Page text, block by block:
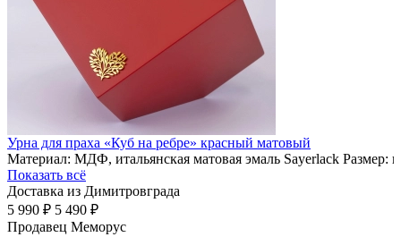
Урна для праха «Куб на ребре» красный матовый
Материал: МДФ, итальянская матовая эмаль Sayerlack
Показать всё
Доставка из Димитровграда
5 990 ₽ 5 490 ₽
Продавец Меморус